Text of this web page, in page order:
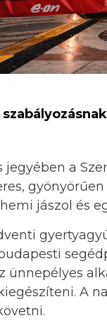
jegyében a
jászol és
ünnepélyes
A